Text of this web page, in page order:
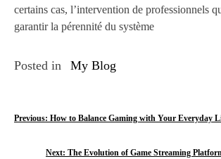
certains cas, l’intervention de professionnels
garantir la pérennité du système
Posted in My Blog
P
Previous: How to Balance Gaming with Your Everyday
Next: The Evolution of Game Streaming